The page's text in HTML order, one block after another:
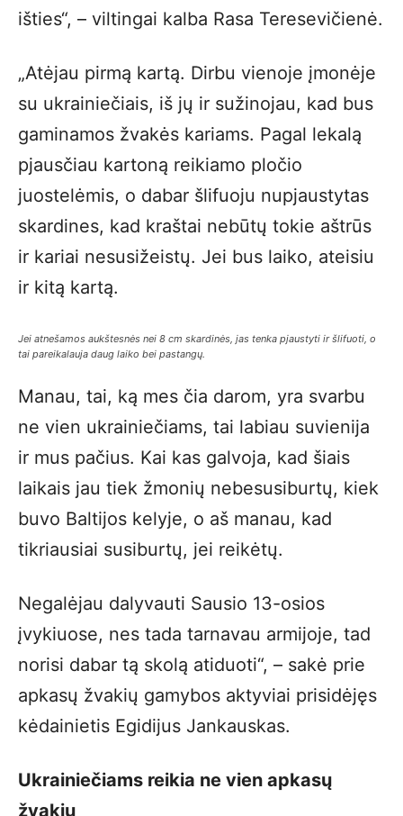
išties“, – viltingai kalba Rasa Teresevičienė.
„Atėjau pirmą kartą. Dirbu vienoje įmonėje
su ukrainiečiais, iš jų ir sužinojau, kad bus
gaminamos žvakės kariams. Pagal lekalą
pjausčiau kartoną reikiamo pločio
juostelėmis, o dabar šlifuoju nupjaustytas
skardines, kad kraštai nebūtų tokie aštrūs
ir kariai nesusižeistų. Jei bus laiko, ateisiu
ir kitą kartą.
Jei atnešamos aukštesnės nei 8 cm skardinės, jas tenka pjaustyti ir šlifuoti, o
tai pareikalauja daug laiko bei pastangų.
Manau, tai, ką mes čia darom, yra svarbu
ne vien ukrainiečiams, tai labiau suvienija
ir mus pačius. Kai kas galvoja, kad šiais
laikais jau tiek žmonių nebesusiburtų, kiek
buvo Baltijos kelyje, o aš manau, kad
tikriausiai susiburtų, jei reikėtų.
Negalėjau dalyvauti Sausio 13-osios
įvykiuose, nes tada tarnavau armijoje, tad
norisi dabar tą skolą atiduoti“, – sakė prie
apkasų žvakių gamybos aktyviai prisidėjęs
kėdainietis Egidijus Jankauskas.
Ukrainiečiams reikia ne vien apkasų
žvakių